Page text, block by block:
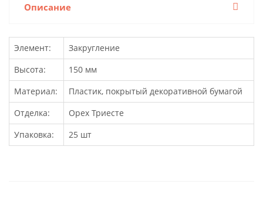
Описание
Элемент:
Закругление
Высота:
150 мм
Материал:
Пластик, покрытый декоративной бумагой
Отделка:
Орех Триесте
Упаковка:
25 шт